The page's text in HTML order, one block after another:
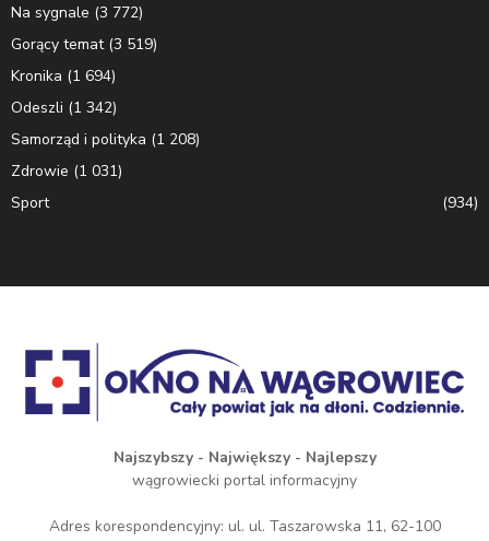
Na sygnale (3 772)
Gorący temat(3 519)
Kronika (1 694)
Odeszli (1 342)
Samorząd i polityka (1 208)
Zdrowie (1 031)
Sport
(934)
Najszybszy - Największy - Najlepszy
wągrowiecki portal informacyjny
Adres korespondencyjny: ul. ul. Taszarowska 11, 62-100